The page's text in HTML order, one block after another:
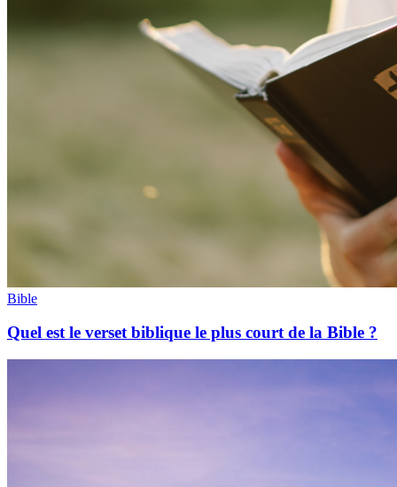
Bible
Quel est le verset biblique le plus court de la Bible ?